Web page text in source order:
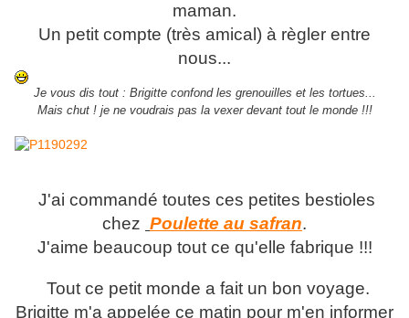
maman.
Un petit compte (très amical) à règler entre
nous...
Je vous dis tout : Brigitte confond les grenouilles et les tortues...
Mais chut ! je ne voudrais pas la vexer devant tout le monde !!!
J'ai commandé toutes ces petites bestioles
chez Poulette au safran.
J'aime beaucoup tout ce qu'elle fabrique !!!
Tout ce petit monde a fait un bon voyage.
Brigitte m'a appelée ce matin pour m'en informer